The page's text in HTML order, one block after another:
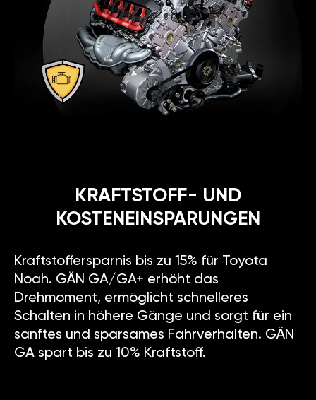
KRAFTSTOFF- UND
KOSTENEINSPARUNGEN
Kraftstoffersparnis bis zu 15% für Toyota
Noah. GÄN GA/GA+ erhöht das
Drehmoment, ermöglicht schnelleres
Schalten in höhere Gänge und sorgt für ein
sanftes und sparsames Fahrverhalten. GÄN
GA spart bis zu 10% Kraftstoff.